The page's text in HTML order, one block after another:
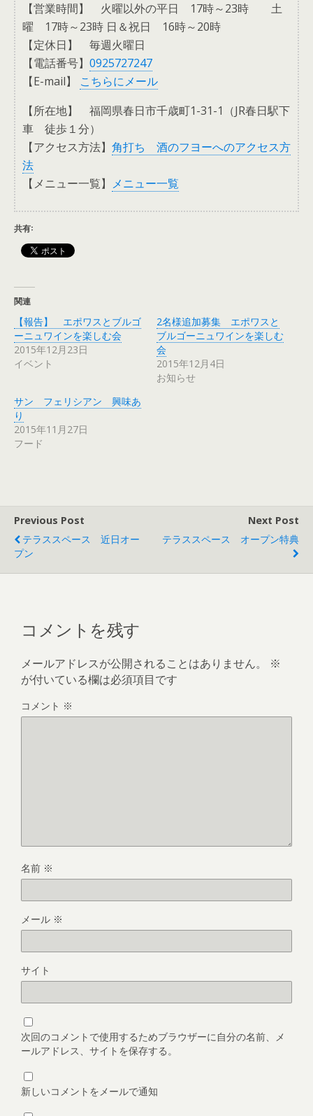
【営業時間】 火曜以外の平日 17時～23時 土
曜 17時～23時 日＆祝日 16時～20時
【定休日】 毎週火曜日
【電話番号】 0925727247
【E-mail】 こちらにメール
【所在地】 福岡県春日市千歳町1-31-1（JR春日駅下
車 徒歩１分）
【アクセス方法】 角打ち 酒のフヨーへのアクセス方
法
【メニュー一覧】 メニュー一覧
共有:
関連
【報告】 エポワスとブルゴ
ーニュワインを楽しむ会
2015年12月23日
イベント
2名様追加募集 エポワスと
ブルゴーニュワインを楽しむ
会
2015年12月4日
お知らせ
サン フェリシアン 興味あ
り
2015年11月27日
フード
Previous Post
テラススペース 近日オー
プン
Next Post
テラススペース オープン特典
コメントを残す
メールアドレスが公開されることはありません。
※
が付いている欄は必須項目です
コメント ※
名前 ※
メール ※
サイト
次回のコメントで使用するためブラウザーに自分の名前、メ
ールアドレス、サイトを保存する。
新しいコメントをメールで通知